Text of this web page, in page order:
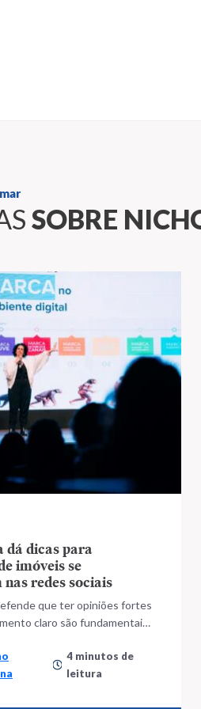
SOBRE
dá dicas para
imóveis se
redes sociais
que ter opiniões fortes
claro são fundamentais
4 minutos de
leitura